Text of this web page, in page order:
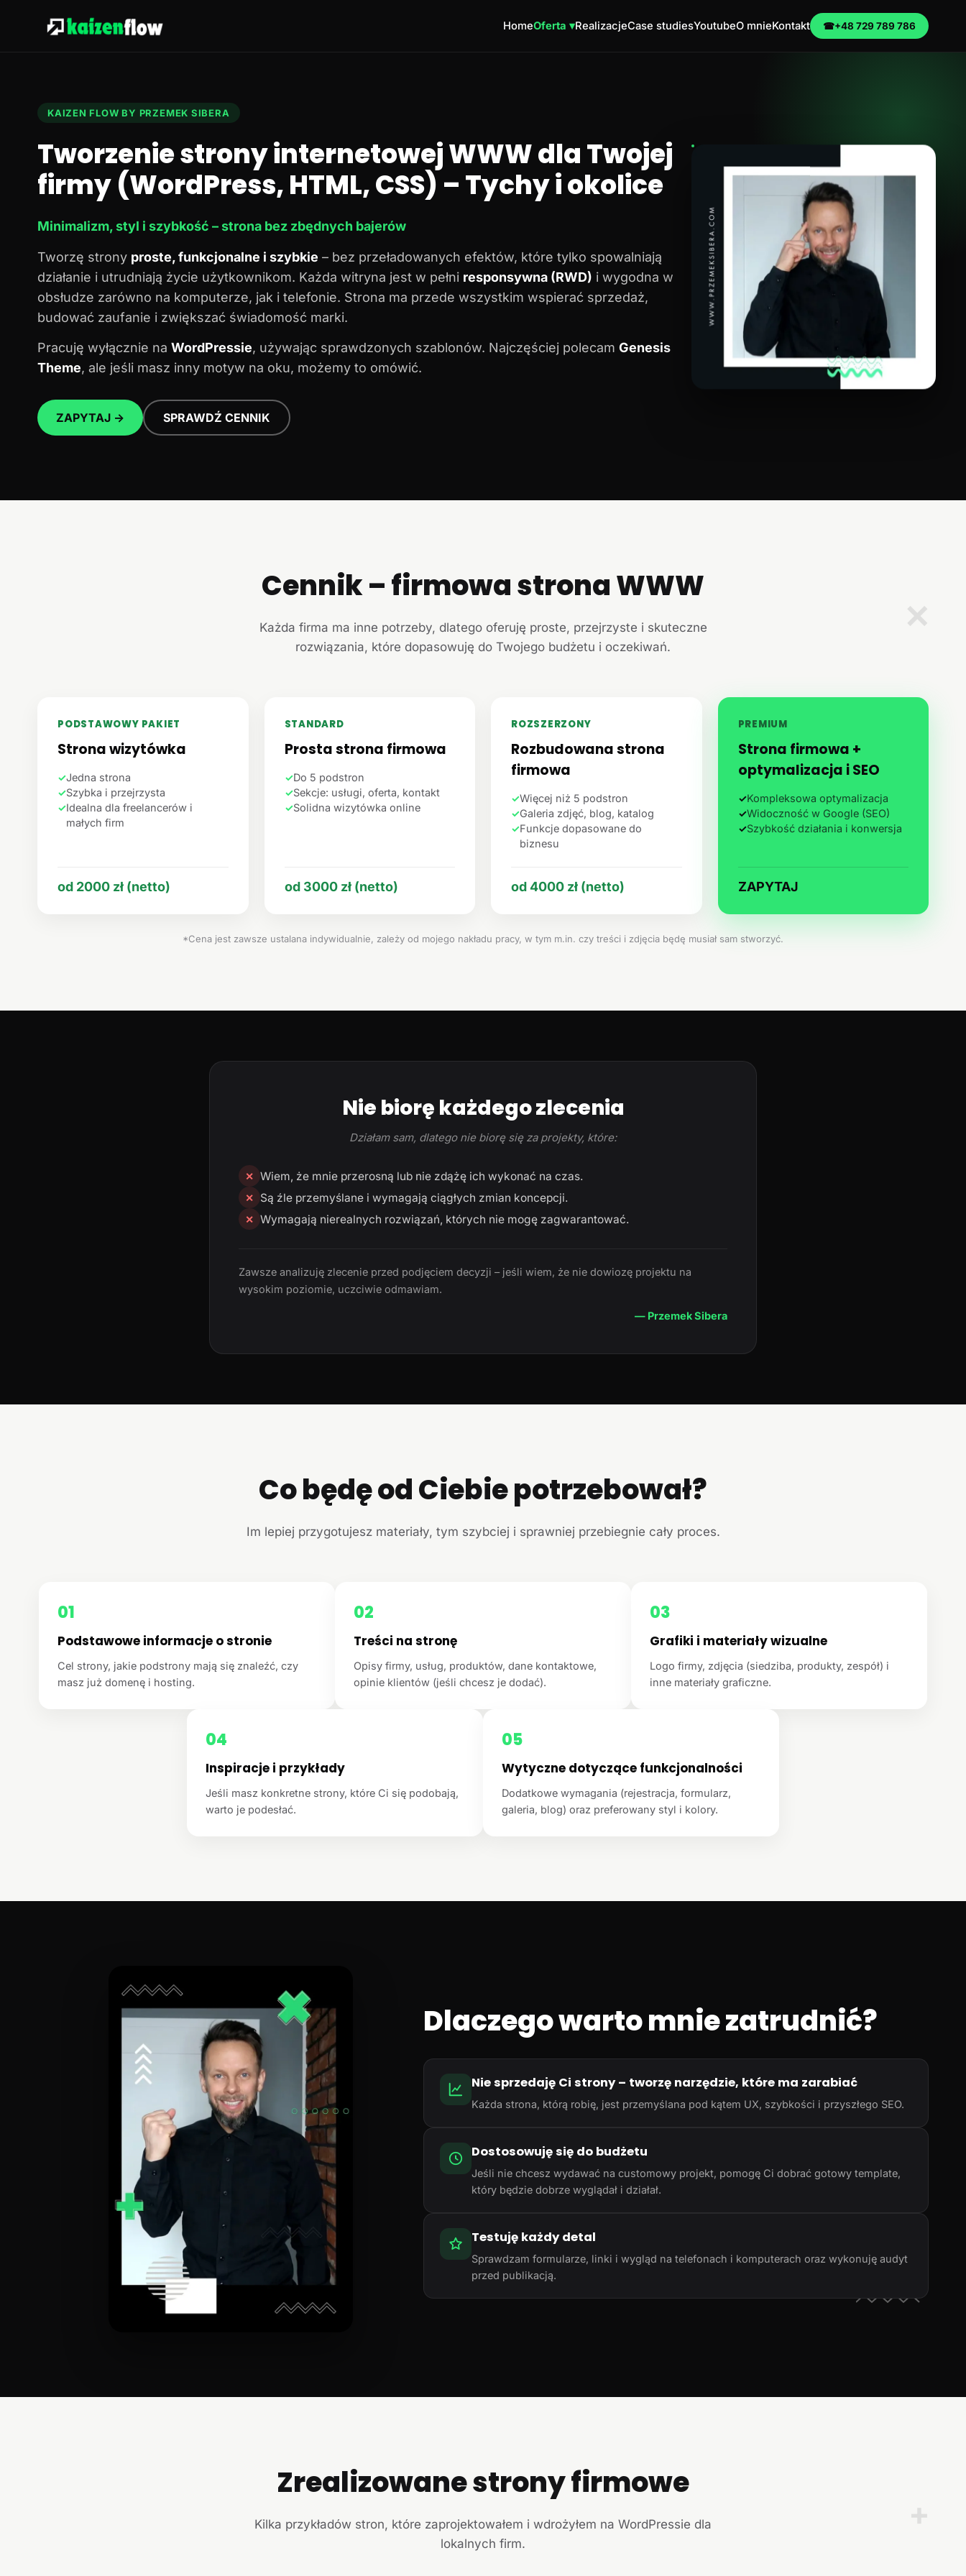
HomeOferta ▾RealizacjeCase studiesYoutubeO mnieKontakt ☎+48 729 789 786
KAIZEN FLOW BY PRZEMEK SIBERA
Tworzenie strony internetowej WWW dla Twojej
firmy (WordPress, HTML, CSS) – Tychy i okolice
Minimalizm, styl i szybkość – strona bez zbędnych bajerów
Tworzę strony proste, funkcjonalne i szybkie – bez przeładowanych efektów, które tylko spowalniają
działanie i utrudniają życie użytkownikom. Każda witryna jest w pełni responsywna (RWD) i wygodna w
obsłudze zarówno na komputerze, jak i telefonie. Strona ma przede wszystkim wspierać sprzedaż,
budować zaufanie i zwiększać świadomość marki.
Pracuję wyłącznie na WordPressie, używając sprawdzonych szablonów. Najczęściej polecam Genesis
Theme, ale jeśli masz inny motyw na oku, możemy to omówić.
ZAPYTAJ → SPRAWDŹ CENNIK
✕
Cennik – firmowa strona WWW
Każda firma ma inne potrzeby, dlatego oferuję proste, przejrzyste i skuteczne
rozwiązania, które dopasowuję do Twojego budżetu i oczekiwań.
PODSTAWOWY PAKIET
Strona wizytówka
✓Jedna strona
✓Szybka i przejrzysta
✓Idealna dla freelancerów i
małych firm
od 2000 zł (netto)
STANDARD
Prosta strona firmowa
✓Do 5 podstron
✓Sekcje: usługi, oferta, kontakt
✓Solidna wizytówka online
od 3000 zł (netto)
ROZSZERZONY
Rozbudowana strona
firmowa
✓Więcej niż 5 podstron
✓Galeria zdjęć, blog, katalog
✓Funkcje dopasowane do
biznesu
od 4000 zł (netto)
PREMIUM
Strona firmowa +
optymalizacja i SEO
✓Kompleksowa optymalizacja
✓Widoczność w Google (SEO)
✓Szybkość działania i konwersja
ZAPYTAJ
*Cena jest zawsze ustalana indywidualnie, zależy od mojego nakładu pracy, w tym m.in. czy treści i zdjęcia będę musiał sam stworzyć.
Nie biorę każdego zlecenia
Działam sam, dlatego nie biorę się za projekty, które:
✕ Wiem, że mnie przerosną lub nie zdążę ich wykonać na czas.
✕ Są źle przemyślane i wymagają ciągłych zmian koncepcji.
✕ Wymagają nierealnych rozwiązań, których nie mogę zagwarantować.
Zawsze analizuję zlecenie przed podjęciem decyzji – jeśli wiem, że nie dowiozę projektu na
wysokim poziomie, uczciwie odmawiam.
— Przemek Sibera
Co będę od Ciebie potrzebował?
Im lepiej przygotujesz materiały, tym szybciej i sprawniej przebiegnie cały proces.
01
Podstawowe informacje o stronie
Cel strony, jakie podstrony mają się znaleźć, czy
masz już domenę i hosting.
02
Treści na stronę
Opisy firmy, usług, produktów, dane kontaktowe,
opinie klientów (jeśli chcesz je dodać).
03
Grafiki i materiały wizualne
Logo firmy, zdjęcia (siedziba, produkty, zespół) i
inne materiały graficzne.
04
Inspiracje i przykłady
Jeśli masz konkretne strony, które Ci się podobają,
warto je podesłać.
05
Wytyczne dotyczące funkcjonalności
Dodatkowe wymagania (rejestracja, formularz,
galeria, blog) oraz preferowany styl i kolory.
Dlaczego warto mnie zatrudnić?
Nie sprzedaję Ci strony – tworzę narzędzie, które ma zarabiać
Każda strona, którą robię, jest przemyślana pod kątem UX, szybkości i przyszłego SEO.
Dostosowuję się do budżetu
Jeśli nie chcesz wydawać na customowy projekt, pomogę Ci dobrać gotowy template,
który będzie dobrze wyglądał i działał.
Testuję każdy detal
Sprawdzam formularze, linki i wygląd na telefonach i komputerach oraz wykonuję audyt
przed publikacją.
+
Zrealizowane strony firmowe
Kilka przykładów stron, które zaprojektowałem i wdrożyłem na WordPressie dla
lokalnych firm.